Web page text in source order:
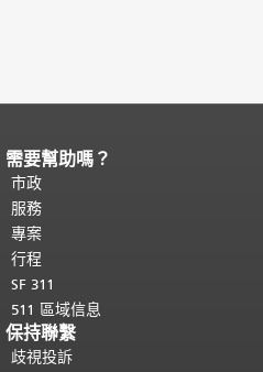
頁面內容結束。
都會重複顯示。
需要幫助嗎？
市政
服務
專案
行程
SF 311
511 區域信息
保持聯繫
歧視投訴